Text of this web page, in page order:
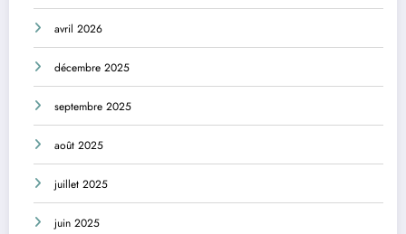
avril 2026
décembre 2025
septembre 2025
août 2025
juillet 2025
juin 2025